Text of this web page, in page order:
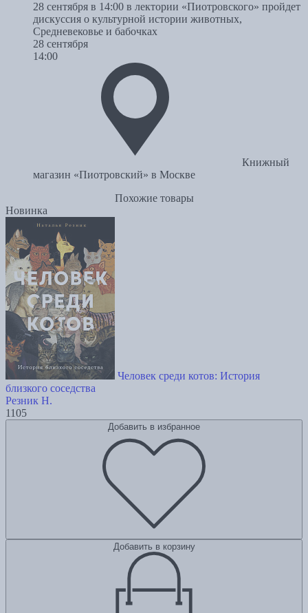
28 сентября в 14:00 в лектории «Пиотровского» пройдет
дискуссия о культурной истории животных,
Средневековье и бабочках
28 сентября
14:00
Книжный
магазин «Пиотровский» в Москве
Похожие товары
Новинка
Человек среди котов: История
близкого соседства
Резник Н.
1105
Добавить в избранное
Добавить в корзину